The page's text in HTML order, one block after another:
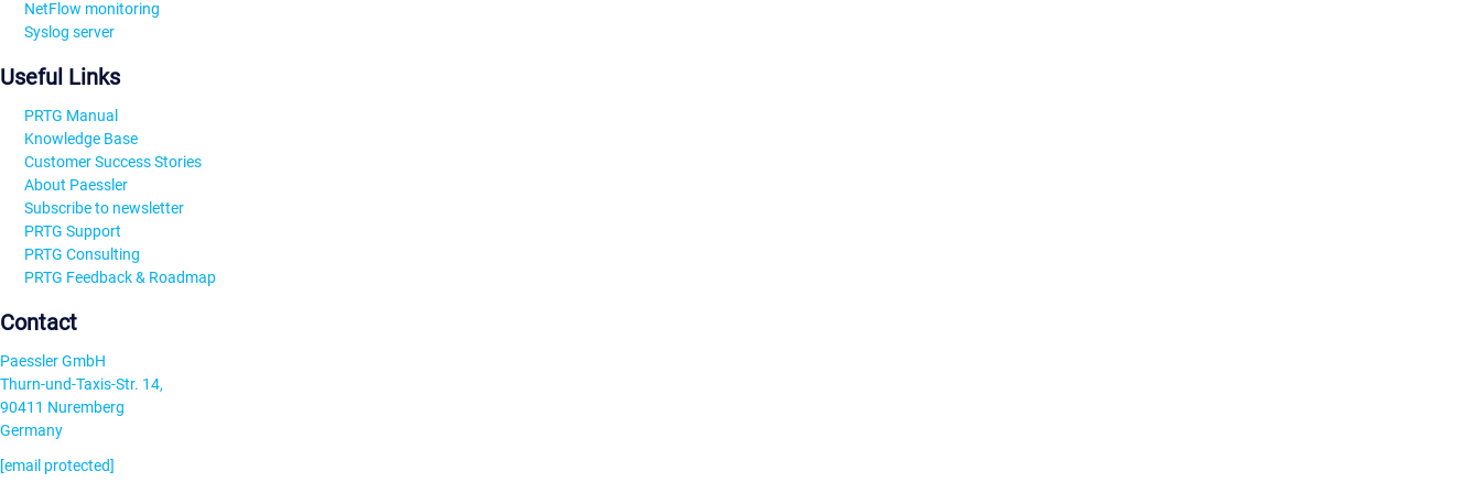
NetFlow monitoring
Syslog server
Useful Links
PRTG Manual
Knowledge Base
Customer Success Stories
About Paessler
Subscribe to newsletter
PRTG Support
PRTG Consulting
PRTG Feedback & Roadmap
Contact
Paessler GmbH
Thurn-und-Taxis-Str. 14,
90411 Nuremberg
Germany
[email protected]